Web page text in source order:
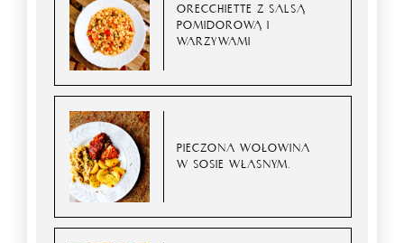
ORECCHIETTE Z SALSĄ
POMIDOROWĄ I
WARZYWAMI
PIECZONA WOŁOWINA
W SOSIE WŁASNYM.